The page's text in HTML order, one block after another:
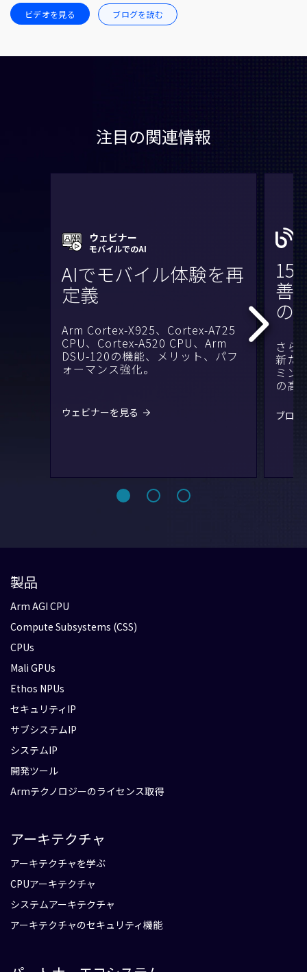
ビデオを見る ブログを読む
注目の関連情報
ウェビナー
モバイルでのAI
AIでモバイル体験を再
定義
Arm Cortex-X925、Cortex-A725
CPU、Cortex-A520 CPU、Arm
DSU-120の機能、メリット、パフ
ォーマンス強化。
ウェビナーを見る
15
善
の
さら
新た
ミン
の高
ブロ
製品
Arm AGI CPU
Compute Subsystems (CSS)
CPUs
Mali GPUs
Ethos NPUs
セキュリティIP
サブシステムIP
システムIP
開発ツール
Armテクノロジーのライセンス取得
アーキテクチャ
アーキテクチャを学ぶ
CPUアーキテクチャ
システムアーキテクチャ
アーキテクチャのセキュリティ機能